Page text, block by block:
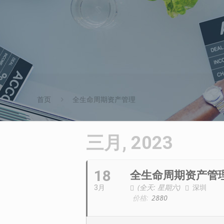
首页 全生命周期资产管理
三月, 2023
18
3月
全生命周期资产管
(全天: 星期六)
深圳
价格: 2880